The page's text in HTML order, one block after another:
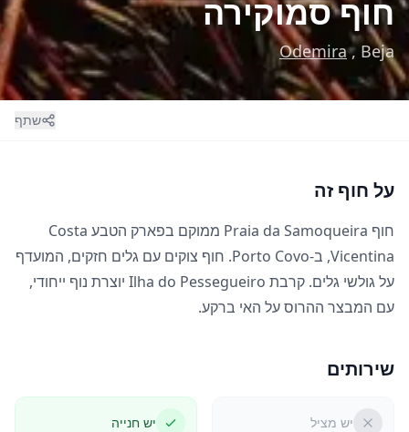
חוף סמוקירה
Odemira, Beja
שתף
על חוף זה
חוף Praia da Samoqueira ממוקם בפארק הטבע Costa
Vicentina, ב-Porto Covo. חוף צוקים עם גלים חזקים, המועדף
על גולשי גלים. קרבת Ilha do Pessegueiro יוצרת נוף ייחודי,
עם המבצר ההרוס על האי ברקע.
שירותים
יש מציל יש חנייה